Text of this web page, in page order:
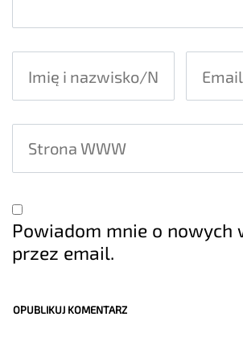
Powiadom mnie o nowych
przez email.